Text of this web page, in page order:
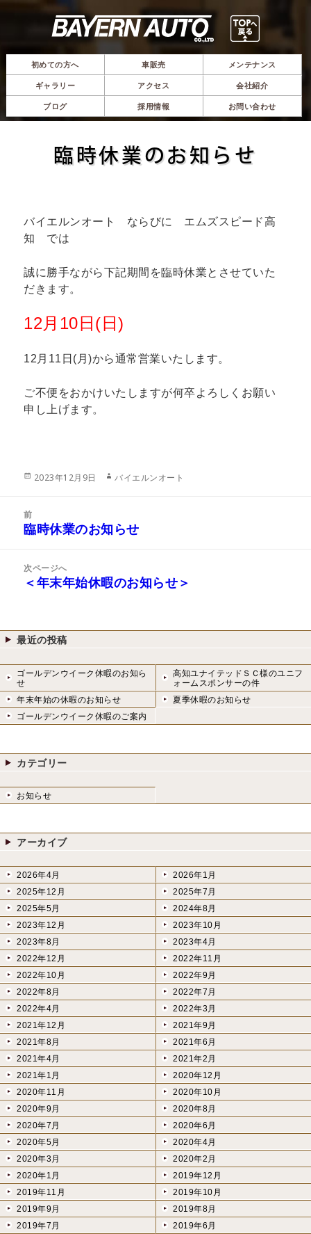
初めての方へ 車販売 メンテナンス
ギャラリー アクセス 会社紹介
ブログ 採用情報 お問い合わせ
臨時休業のお知らせ
バイエルンオート ならびに エムズスピード高
知 では
誠に勝手ながら下記期間を臨時休業とさせていた
だきます。
12月10日(日)
12月11日(月)から通常営業いたします。
ご不便をおかけいたしますが何卒よろしくお願い
申し上げます。
投
2023年12月9日
作
バイエルンオート
ン
前
前
投
稿:
臨時休業のお知らせ
次ページへ
次
稿:
＜年末年始休暇のお知らせ＞
最近の投稿
ゴールデンウイーク休暇のお知ら
せ
高知ユナイテッドＳＣ様のユニフ
ォームスポンサーの件
年末年始の休暇のお知らせ
夏季休暇のお知らせ
ゴールデンウイーク休暇のご案内
カテゴリー
お知らせ
アーカイブ
2026年4月
2026年1月
2025年12月
2025年7月
2025年5月
2024年8月
2023年12月
2023年10月
2023年8月
2023年4月
2022年12月
2022年11月
2022年10月
2022年9月
2022年8月
2022年7月
2022年4月
2022年3月
2021年12月
2021年9月
2021年8月
2021年6月
2021年4月
2021年2月
2021年1月
2020年12月
2020年11月
2020年10月
2020年9月
2020年8月
2020年7月
2020年6月
2020年5月
2020年4月
2020年3月
2020年2月
2020年1月
2019年12月
2019年11月
2019年10月
2019年9月
2019年8月
2019年7月
2019年6月